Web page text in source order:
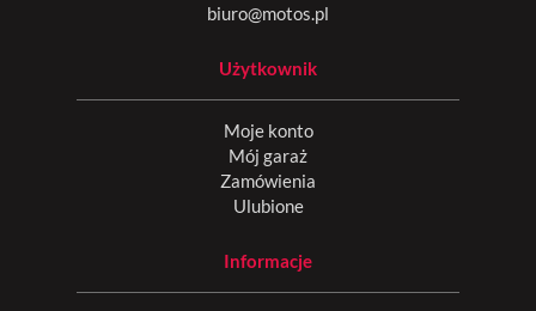
biuro@motos.pl
Użytkownik
Moje konto
Mój garaż
Zamówienia
Ulubione
Informacje